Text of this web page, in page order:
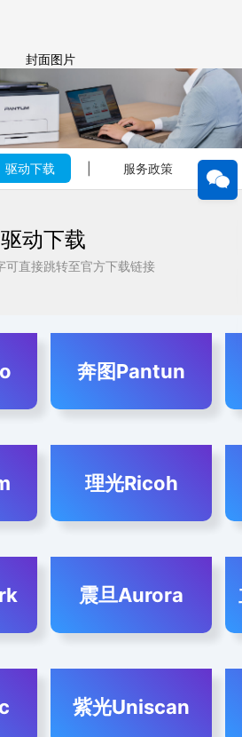
驱动下载 服务政策 |
驱动下载
可直接跳转至官方下载链接
奔图Pantun
理光Ricoh
震旦Aurora
紫光Uniscan